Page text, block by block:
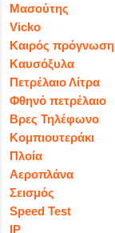
Μασούτης
Vicko
Καιρός πρόγνωση
Καυσόξυλα
Πετρέλαιο Λίτρα
Φθηνό πετρέλαιο
Βρες Τηλέφωνο
Κομπιουτεράκι
Πλοία
Αεροπλάνα
Σεισμός
Speed Test
IP